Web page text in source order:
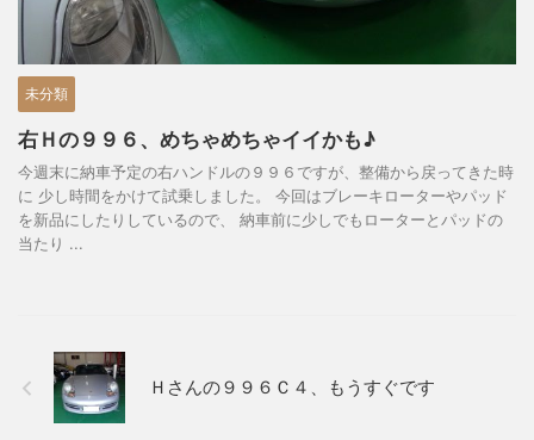
未分類
右Ｈの９９６、めちゃめちゃイイかも♪
今週末に納車予定の右ハンドルの９９６ですが、整備から戻ってきた時
に 少し時間をかけて試乗しました。 今回はブレーキローターやパッド
を新品にしたりしているので、 納車前に少しでもローターとパッドの
当たり ...
Ｈさんの９９６Ｃ４、もうすぐです